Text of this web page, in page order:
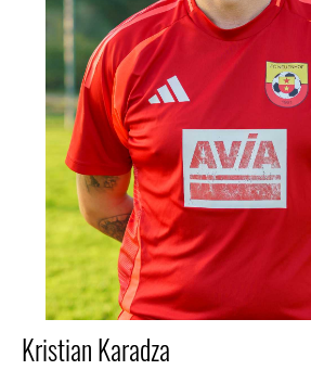
Kristian Karadza